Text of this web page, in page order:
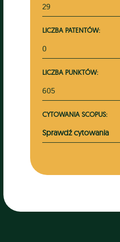
29
LICZBA PATENTÓW:
0
LICZBA PUNKTÓW:
605
CYTOWANIA SCOPUS:
Sprawdź cytowania